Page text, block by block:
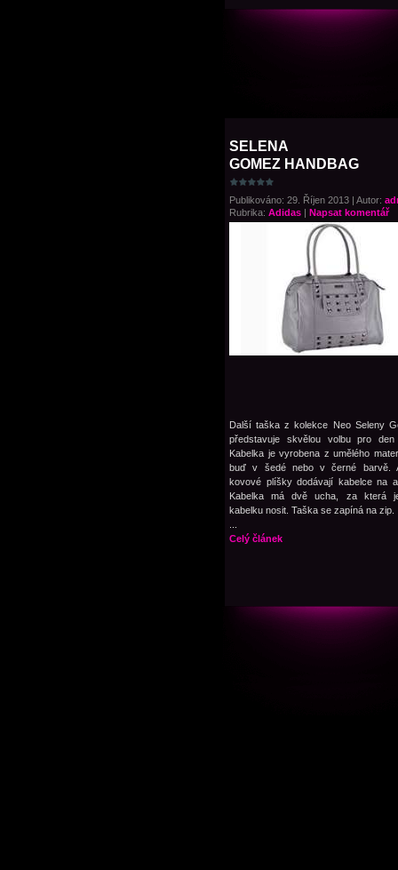
SELENA
GOMEZ HANDBAG
Publikováno: 29. Říjen 2013 | Autor:
Rubrika: Adidas | Napsat komentář
Další taška z kolekce Neo Seleny
představuje skvělou volbu pro
Kabelka je vyrobena z umělého
buď v šedé nebo v černé barvě.
kovové plíšky dodávají kabelce na
Kabelka má dvě ucha, za která
kabelku nosit. Taška se zapíná na zip.
Celý článek